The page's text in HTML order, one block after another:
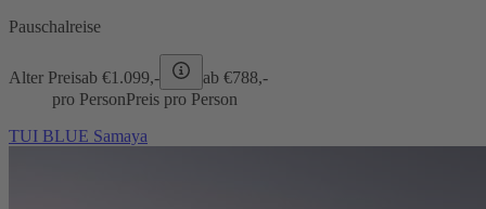
Pauschalreise
Alter Preisab €1.099,- ab €788,-
pro PersonPreis pro Person
TUI BLUE Samaya